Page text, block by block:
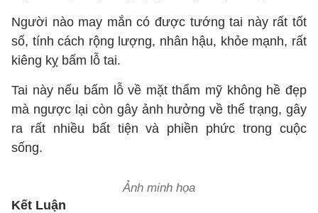
Người nào may mắn có được tướng tai này rất tốt
số, tính cách rộng lượng, nhân hậu, khỏe mạnh, rất
kiêng kỵ bấm lỗ tai.
Tai này nếu bấm lỗ về mặt thẩm mỹ không hề đẹp
mà ngược lại còn gây ảnh hưởng về thể trạng, gây
ra rất nhiều bất tiện và phiền phức trong cuộc
sống.
Ảnh minh họa
Kết Luận